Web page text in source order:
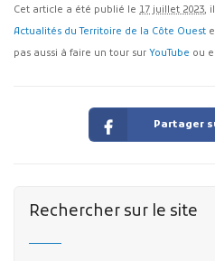
Cet article a été publié le 17 juillet 2023,
Actualités du Territoire de la Côte Ouest
pas aussi à faire un tour sur YouTube ou
Partager
Rechercher sur le site